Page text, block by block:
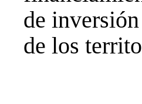
de
de los